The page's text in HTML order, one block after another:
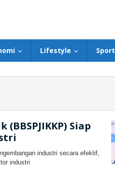
Lifestyle Sport
Siap
industri secara efektif,
industri